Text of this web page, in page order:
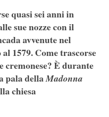
quasi sei anni in
sue nozze con il
avvenute nel
1579. Come trascorse
È durante
pala dellaMadonna
chiesa